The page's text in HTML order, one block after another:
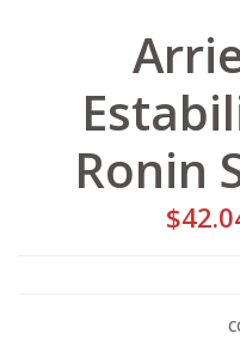
Ronin